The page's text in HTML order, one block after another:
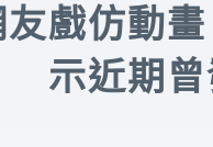
戲仿動
示近期